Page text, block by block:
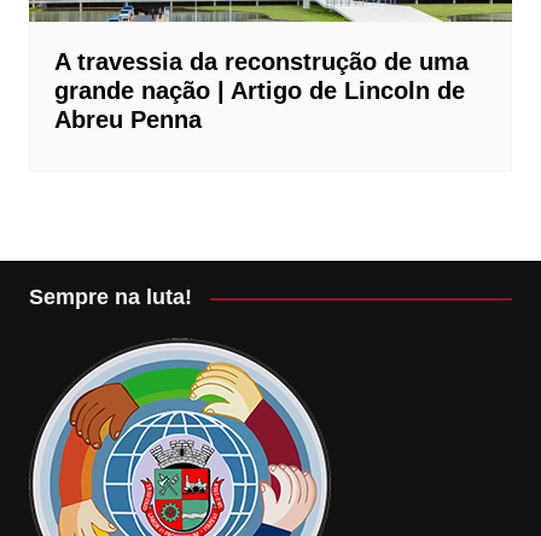
A travessia da reconstrução de uma
grande nação | Artigo de Lincoln de
Abreu Penna
Sempre na luta!